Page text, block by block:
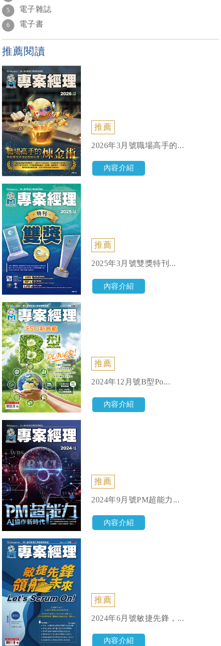
5 電子雜誌
6 電子書
推薦閱讀
推薦
2026年3月號職場高手的...
內容介紹
推薦
2025年3月號雙獎特刊...
內容介紹
推薦
2024年12月號B型Po...
內容介紹
推薦
2024年9月號PM超能力...
內容介紹
推薦
2024年6月號敏捷先鋒，...
內容介紹